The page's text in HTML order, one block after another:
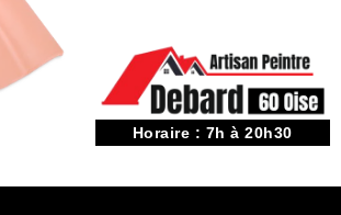
Horaire : 7h à 20h30